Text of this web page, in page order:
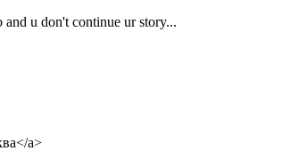
u don't continue ur story...
a>